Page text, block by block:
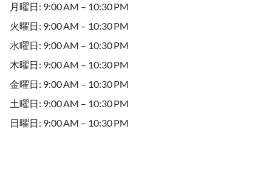
月曜日: 9:00 AM – 10:30 PM
火曜日: 9:00 AM – 10:30 PM
水曜日: 9:00 AM – 10:30 PM
木曜日: 9:00 AM – 10:30 PM
金曜日: 9:00 AM – 10:30 PM
土曜日: 9:00 AM – 10:30 PM
日曜日: 9:00 AM – 10:30 PM